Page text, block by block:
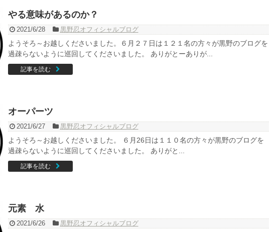
やる意味があるのか？
2021/6/28 黒野忍オフィシャルブログ
ようそろ～お越しくださいました。６月２７日は１２１名の方々が黒野のブログを
過疎らないように巡回してくださいました。 ありがとーありが...
記事を読む
オーパーツ
2021/6/27 黒野忍オフィシャルブログ
ようそろ～お越しくださいました。 ６月26日は１１０名の方々が黒野のブログを
過疎らないように巡回してくださいました。 ありがと...
記事を読む
元素 水
2021/6/26 黒野忍オフィシャルブログ